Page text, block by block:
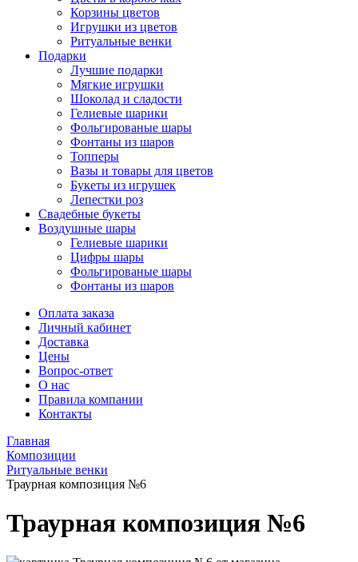
Корзины цветов
Игрушки из цветов
Ритуальные венки
Подарки
Лучшие подарки
Мягкие игрушки
Шоколад и сладости
Гелиевые шарики
Фольгированые шары
Фонтаны из шаров
Топперы
Вазы и товары для цветов
Букеты из игрушек
Лепестки роз
Свадебные букеты
Воздушные шары
Гелиевые шарики
Цифры шары
Фольгированые шары
Фонтаны из шаров
Оплата заказа
Личный кабинет
Доставка
Цены
Вопрос-ответ
О нас
Правила компании
Контакты
Главная
Композиции
Ритуальные венки
Траурная композиция №6
Траурная композиция №6